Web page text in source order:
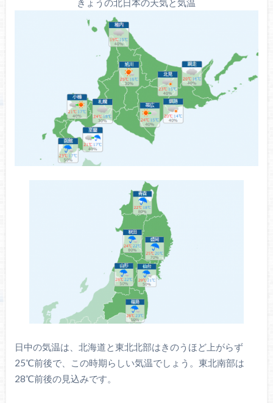
きょうの北日本の天気と気温
日中の気温は、北海道と東北北部はきのうほど上がらず
25℃前後で、この時期らしい気温でしょう。東北南部は
28℃前後の見込みです。